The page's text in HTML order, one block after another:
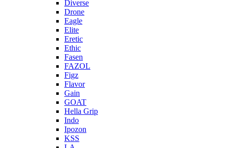
Diverse
Drone
Eagle
Elite
Eretic
Ethic
Fasen
FAZOL
Figz
Flavor
Gain
GOAT
Hella Grip
Indo
Ipozon
KSS